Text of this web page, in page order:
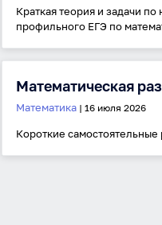
Даю согласие на
данных
на условиях
политике в
Краткая теория и задачи
профильного ЕГЭ по
Математическая
Математика | 16 июля 2026
Короткие самостоятельные